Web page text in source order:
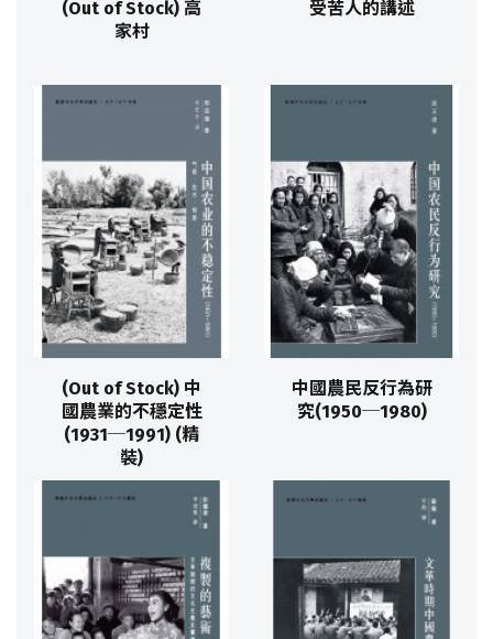
(Out of Stock) 高
家村
受苦人的講述
(Out of Stock) 中
國農業的不穩定性
(1931─1991) (精
裝)
中國農民反行為研
究(1950─1980)